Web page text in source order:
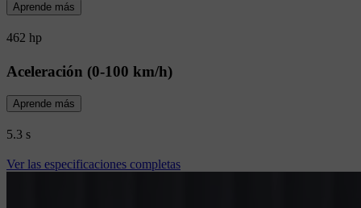
Aprende más
462 hp
Aceleración (0-100 km/h)
Aprende más
5.3 s
Ver las especificaciones completas